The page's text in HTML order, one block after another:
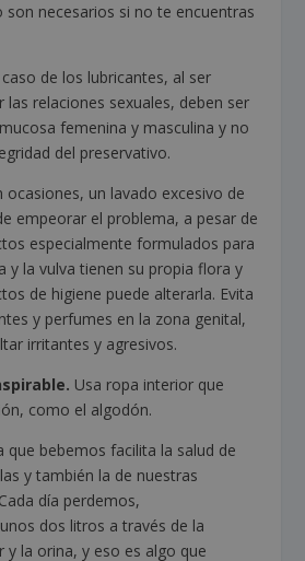
necesarios si no te encuentras
caso de los lubricantes, al ser
las relaciones sexuales, deben ser
femenina y masculina y no
del preservativo.
ocasiones, un lavado excesivo de
empeorar el problema, a pesar de
especialmente formulados para
y la vulva tienen su propia flora y
de higiene puede alterarla. Evita
y perfumes en la zona genital,
irritantes y agresivos.
Usa ropa interior que
como el algodón.
que bebemos facilita la salud de
y también la de nuestras
día perdemos,
dos litros a través de la
y la orina, y eso es algo que